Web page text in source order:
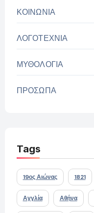
ΚΟΙΝΩΝΙΑ
ΛΟΓΟΤΕΧΝΙΑ
ΜΥΘΟΛΟΓΙΑ
ΠΡΟΣΩΠΑ
Tags
19ος Αιώνας 1821
Αγγλία Αθήνα